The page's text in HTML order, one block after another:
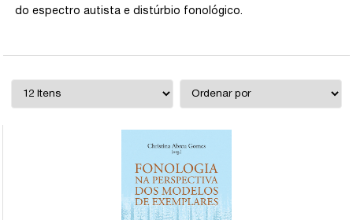
do espectro autista e distúrbio fonológico.